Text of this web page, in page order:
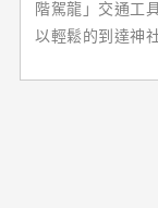
階駕龍」交通工
以輕鬆的到達神